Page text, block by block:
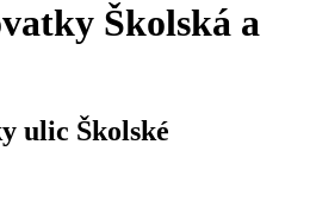
Školská a
ulic Školské